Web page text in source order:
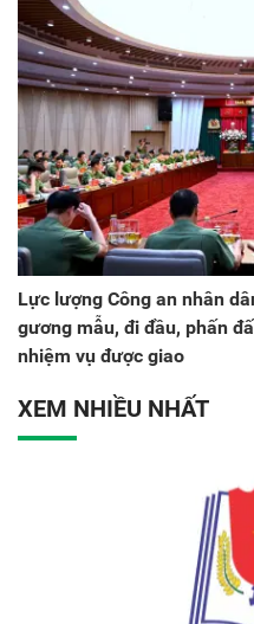
Lực lượng Công an nhân
gương mẫu, đi đầu, phấn
nhiệm vụ được giao
XEM NHIỀU NHẤT